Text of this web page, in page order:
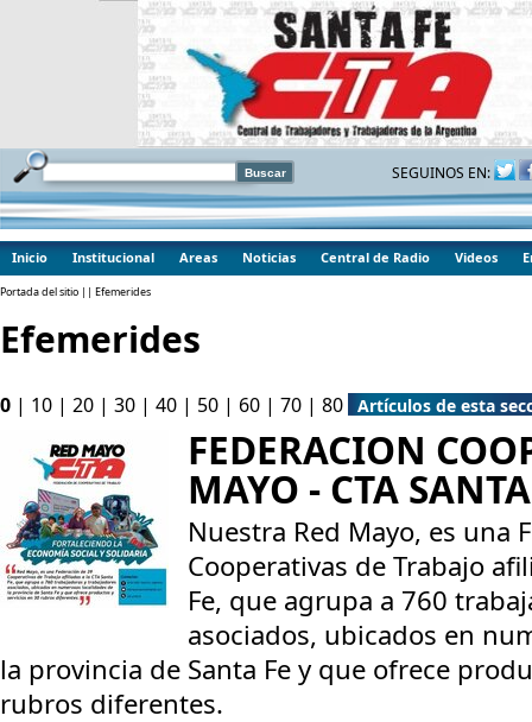
SEGUINOS EN:
Inicio Institucional Areas Noticias Central de Radio Videos
Portada del sitio || Efemerides
Efemerides
0 | 10 | 20 | 30 | 40 | 50 | 60 | 70 | 80 Artículos de esta
FEDERACION
MAYO - CTA
Nuestra Red Mayo, es una
Cooperativas de Trabajo
Fe, que agrupa a 760
asociados, ubicados en
la provincia de Santa Fe y que ofrece
rubros diferentes.